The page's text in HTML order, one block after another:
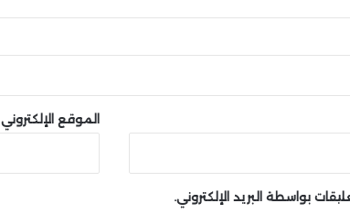
الموقع الإلكتروني
بواسطة البريد الإلكتروني.